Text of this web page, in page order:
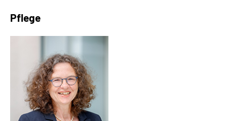
Pflege